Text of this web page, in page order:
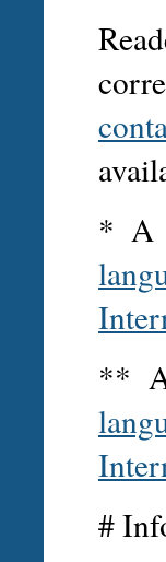
* A
**
#